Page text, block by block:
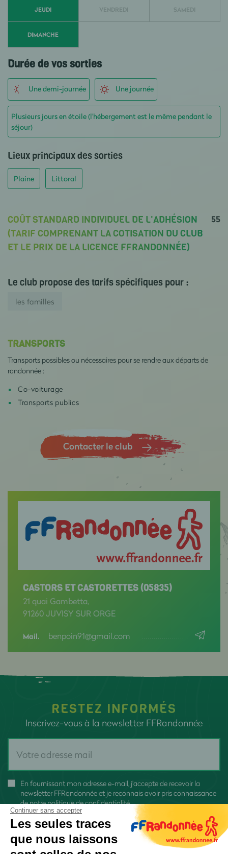
JEUDI VENDREDI SAMEDI
DIMANCHE
Durée de vos sorties
Une demi-journée Une journée
Plusieurs jours en étoile (l'hébergement est le même pendant le
séjour)
Lieux principaux des sorties
Plaine Littoral
COÛT STANDARD INDIVIDUEL DE L'ADHÉSION
(TARIF COMPRENANT LA COTISATION DU CLUB
ET LE PRIX DE LA LICENCE FFRANDONNÉE)
55
Le club propose des tarifs spécifiques pour :
les familles
TRANSPORTS
Transports possibles ou nécessaires pour se rendre aux départs de
randonnée :
Co-voiturage
Transports publics
Contacter le club
CASTORS ET CASTORETTES (05835)
21 quai Gambetta,
91260 JUVISY SUR ORGE
Mail. benpoin91@gmail.com
RESTEZ INFORMÉS
Inscrivez-vous à la newsletter FFRandonnée
En fournissant mon adresse e-mail, j'accepte de recevoir la
newsletter FFRandonnée et je reconnais avoir pris connaissance
denotre politique de confidentialité
Continuer sans accepter
Les seules traces
que nous laissons